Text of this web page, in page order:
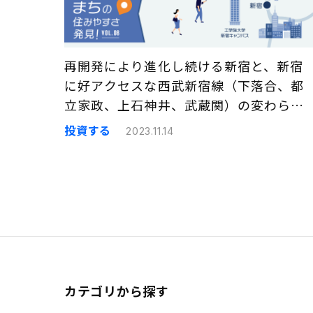
再開発により進化し続ける新宿と、新宿
に好アクセスな西武新宿線（下落合、都
立家政、上石神井、武蔵関）の変わらな
い魅力｜まちの住みやすさ発見
投資する 2023.11.14
カテゴリから探す